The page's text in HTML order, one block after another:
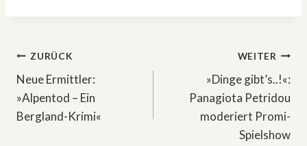
Beitragsnavigation
ZURÜCK
Neue Ermittler:
»Alpentod – Ein
Bergland-Krimi«
WEITER
»Dinge gibt’s..!«:
Panagiota Petridou
moderiert Promi-
Spielshow